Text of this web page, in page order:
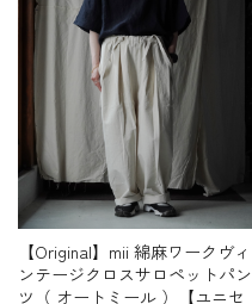
【Original】mii 綿麻ワークヴィ
ンテージクロスサロペットパン
ツ（ オートミール ）【ユニセ